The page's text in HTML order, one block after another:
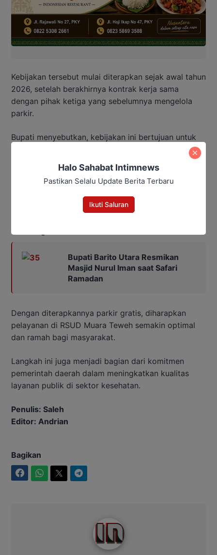
Kebijakan tersebut mulai diterapkan sejak awal tahun
2026, setelah berakhirnya kontrak kerja sama
dengan pihak ketiga yang sebelumnya mengelola
parkir.
Bupati menyebutkan, kebijakan ini bertujuan untuk
meringankan beban masyarakat dalam mengakses
Ia menilai, tidak seharusnya masyarakat masih
dibebani biaya tambahan saat berobat ke fasilitas
kesehatan milik pemerintah.
Baca Juga:
Bupati Barito Utara Resmikan
Masjid Nurul Iman saat Safari
Ramadan
Dengan diterapkannya parkir gratis, diharapkan
pelayanan di RSUD Muara Teweh semakin optimal
dan ramah bagi masyarakat.
Langkah ini juga menjadi bagian dari komitmen
pemerintah daerah dalam meningkatkan kualitas
layanan publik di sektor kesehatan.
Penulis: Saleh
Editor: Andrian
Bagikan
Halo Sahabat Intimnews
Pastikan Selalu Update Berita Terbaru
Ikuti Saluran